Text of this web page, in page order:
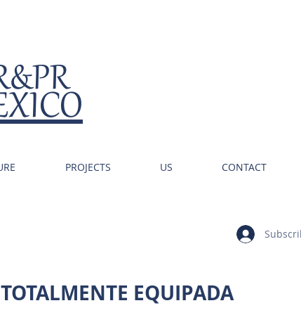
PROJECTS US CONTACT
EQUIPADA